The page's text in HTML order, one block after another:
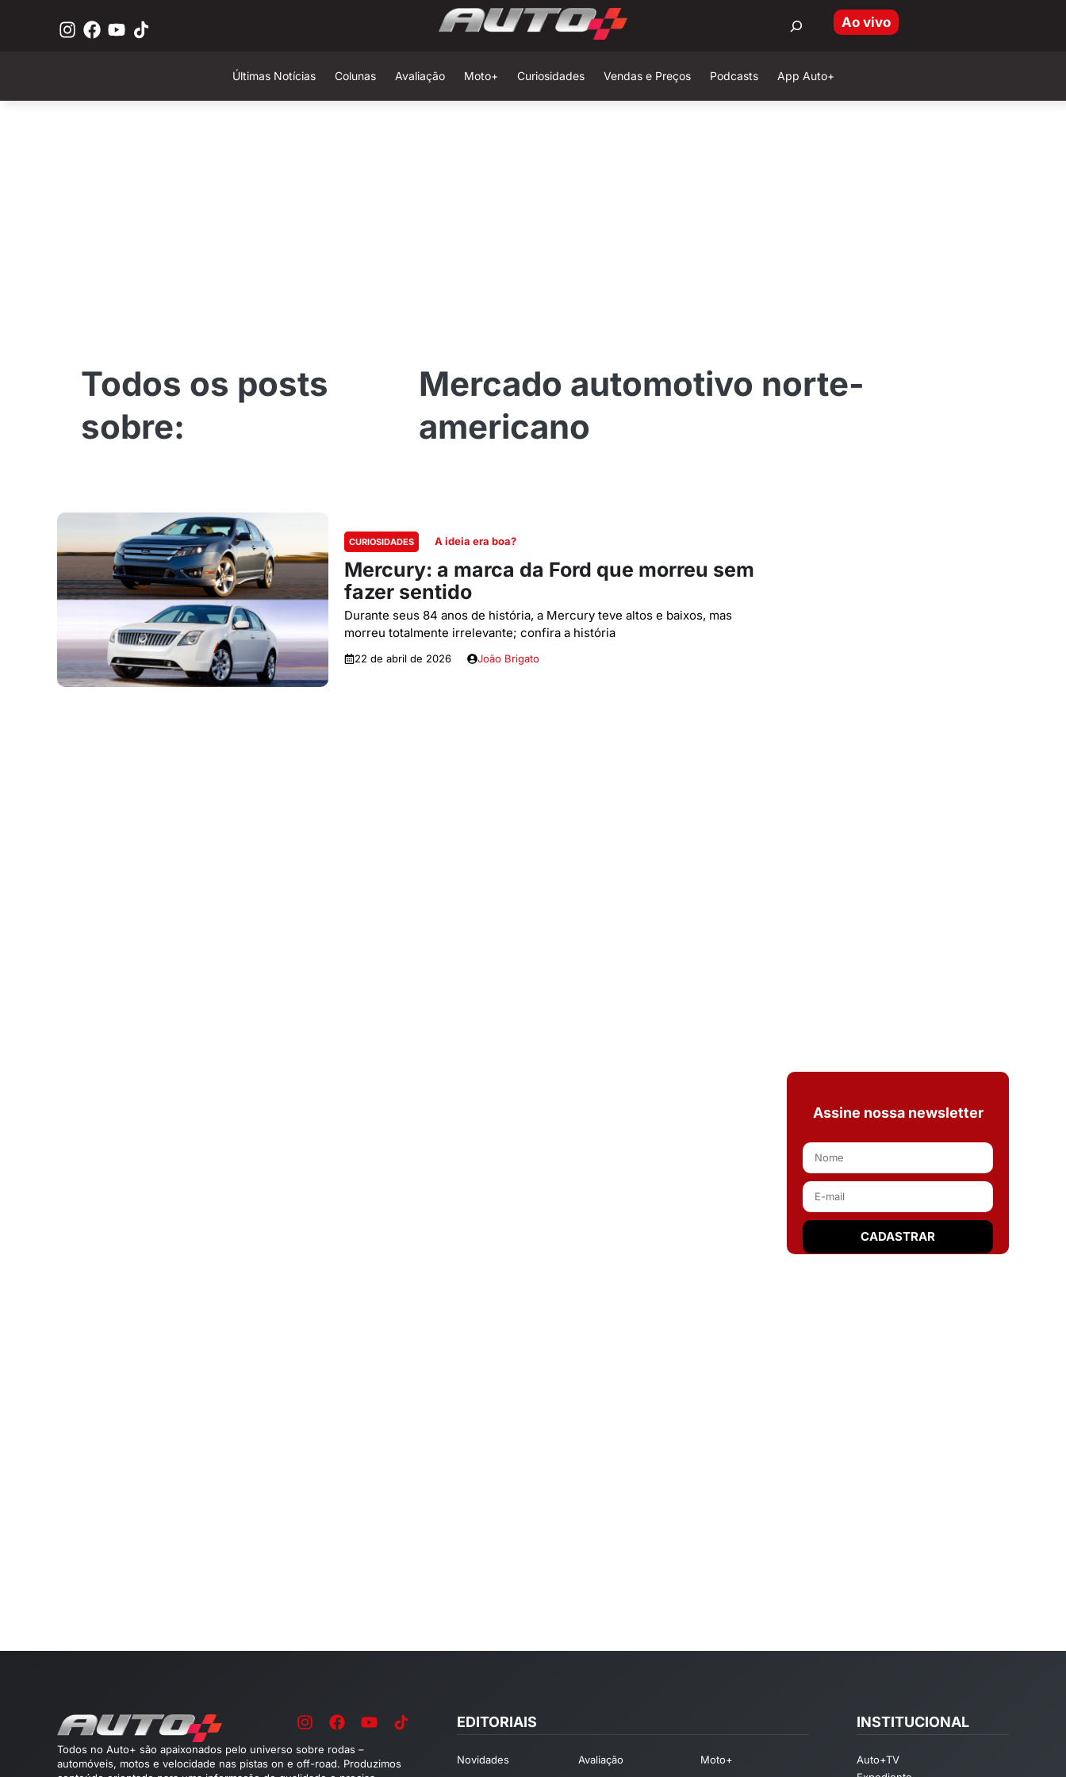
Ao vivo
Últimas Notícias Colunas Avaliação Moto+ Curiosidades Vendas e Preços Podcasts App Auto+
Mercado automotivo norte-
americano
CURIOSIDADES A ideia era boa?
Mercury: a marca da Ford que morreu sem
fazer sentido
Durante seus 84 anos de história, a Mercury teve altos e baixos, mas
morreu totalmente irrelevante; confira a história
22 de abril de 2026 João Brigato
Assine nossa newsletter
Todos no Auto+ são apaixonados pelo universo sobre rodas –
automóveis, motos e velocidade nas pistas on e off-road. Produzimos
EDITORIAIS
Novidades Avaliação
Moto+
INSTITUCIONAL
Auto+TV